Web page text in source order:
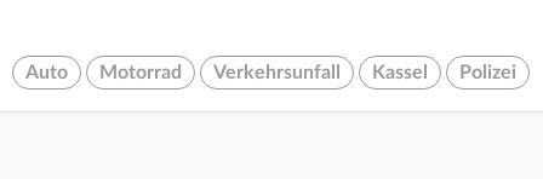
Auto Motorrad Verkehrsunfall Kassel Polizei